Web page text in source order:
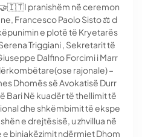
pranishëm në ceremon
Francesco Paolo Sisto ⚖️ d
e plotë të Kryetarës
Triggiani , Sekretarit të
Dalfino Forcimi i Marr
rajonale) –
Dhomës së Avokatisë Durr
Bari Në kuadër të thellimit të
dhe shkëmbimit të ekspe
e drejtësisë, u zhvillua në
e binjakëzimit ndërmjet Dhom